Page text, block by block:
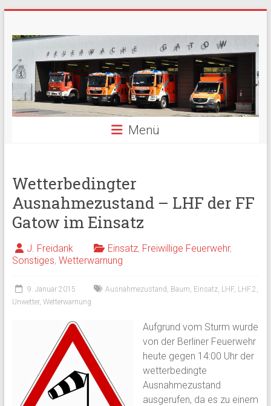
springen
Freiwillige
Feuerwehr
Berlin
Gatow
Berlin
Gatow
e.V.
Menü
Wetterbedingter
Ausnahmezustand – LHF der FF
Gatow im Einsatz
J. Freidank Einsatz, Freiwillige Feuerwehr,
Sonstiges, Wetterwarnung
9. Januar 2015 Ausnahmezustand Baum Einsatz, LHF, LHF.2
Unwetter, Wetterwarnung
Aufgrund vom Sturm wurde
von der Berliner Feuerwehr
heute gegen 14:00 Uhr der
wetterbedingte
Ausnahmezustand
ausgerufen, da es zu einem